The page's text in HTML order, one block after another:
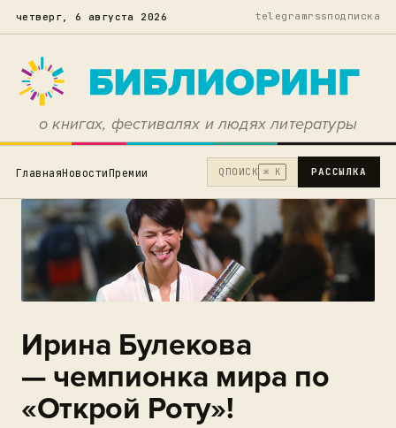
четверг, 6 августа 2026 telegramrssподписка
о книгах, фестивалях и людях литературы
ГлавнаяНовостиПремии Q ПОИСК ⌘ K РАССЫЛКА
Ирина Булекова
— чемпионка мира по
«Открой Роту»!